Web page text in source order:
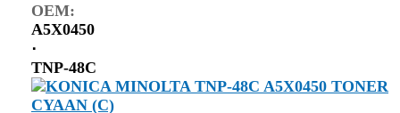
OEM:
A5X0450
⋅
TNP-48C